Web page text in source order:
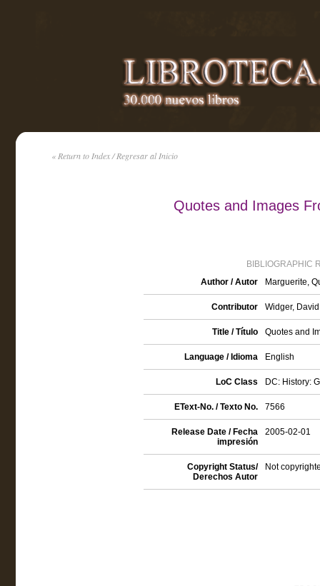
« Return to Index / Regresar al Inicio
Quotes and Images
BIBLIOGRAPHIC
Author / Autor
Marguerite,
Contributor Widger,
Title / Título Quotes and
Language / Idioma English
LoC Class DC: History:
EText-No. / Texto No. 7566
Release Date / Fecha
impresión
2005-02-01
Copyright Status/
Derechos Autor
Not